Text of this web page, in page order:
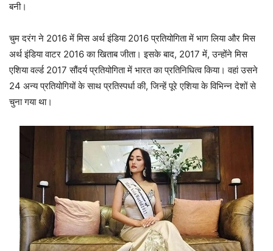
बनी।
चुम दरंग ने 2016 में मिस अर्थ इंडिया 2016 प्रतियोगिता में भाग लिया और मिस
अर्थ इंडिया वाटर 2016 का खिताब जीता। इसके बाद, 2017 में, उन्होंने मिस
एशिया वर्ल्ड 2017 सौंदर्य प्रतियोगिता में भारत का प्रतिनिधित्व किया। वहां उसने
24 अन्य प्रतियोगियों के साथ प्रतिस्पर्धा की, जिन्हें पूरे एशिया के विभिन्न देशों से
चुना गया था।